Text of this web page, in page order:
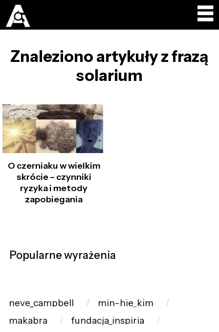
Znaleziono artykuły z frazą
solarium
O czerniaku w wielkim
skrócie – czynniki
ryzyka i metody
zapobiegania
Popularne wyrażenia
neve_campbell
min-hie_kim
makabra
fundacja_inspiria